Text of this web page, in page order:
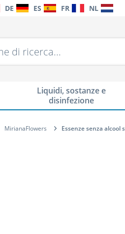
DE ES FR NL
Liquidi, sostanze e
disinfezione
MirianaFlowers Essenze senza alcool